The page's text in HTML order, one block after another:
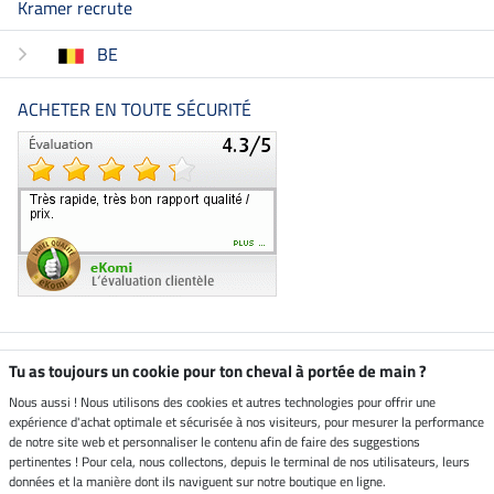
Kramer recrute
BE
ACHETER EN TOUTE SÉCURITÉ
Boutique climatiquement
neutre
Livraison par
Tu as toujours un cookie pour ton cheval à portée de main ?
Nous aussi ! Nous utilisons des cookies et autres technologies pour offrir une
expérience d'achat optimale et sécurisée à nos visiteurs, pour mesurer la performance
de notre site web et personnaliser le contenu afin de faire des suggestions
pertinentes ! Pour cela, nous collectons, depuis le terminal de nos utilisateurs, leurs
données et la manière dont ils naviguent sur notre boutique en ligne.